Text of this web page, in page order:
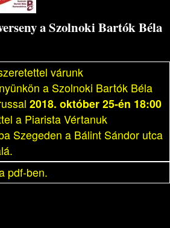
a Szolnoki Bartók Béla
várunk
a Szolnoki Bartók Béla
2018. október 25-én 18:00
a Piarista Vértanuk
Szegeden a Bálint Sándor utca
pdf-ben.